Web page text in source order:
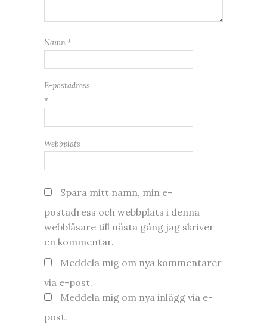
Namn *
E-postadress
*
Webbplats
Spara mitt namn, min e-
postadress och webbplats i denna
webbläsare till nästa gång jag skriver
en kommentar.
Meddela mig om nya kommentarer
via e-post.
Meddela mig om nya inlägg via e-
post.